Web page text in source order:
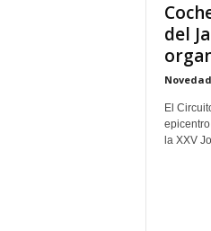
del
El
la XXV